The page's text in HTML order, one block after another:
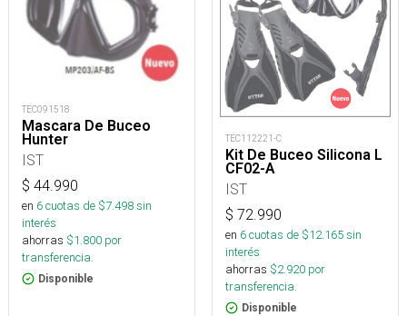
TEC091518
Mascara De Buceo
Hunter
IST
$ 44.990
en 6cuotas de $7.498sin
interés
ahorras $1.800 por
transferencia.
Disponible
TEC112221-C
Kit De Buceo Silicona L
CF02-A
IST
$ 72.990
en 6cuotas de $12.165sin
interés
ahorras $2.920 por
transferencia.
Disponible